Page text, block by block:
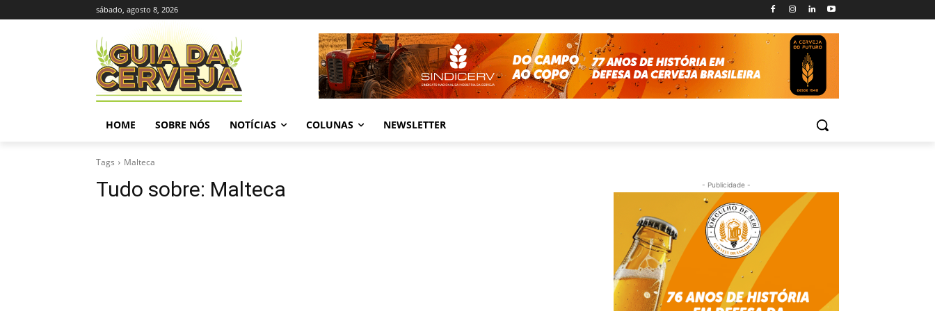
sábado, agosto 8, 2026
HOME SOBRE NÓS NOTÍCIAS COLUNAS NEWSLETTER
Tags Malteca
Tudo sobre: Malteca - Publicidade -